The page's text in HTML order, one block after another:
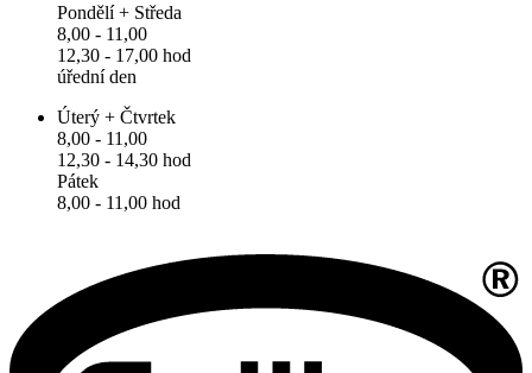
Pondělí + Středa
8,00 - 11,00
12,30 - 17,00 hod
úřední den
Úterý + Čtvrtek
8,00 - 11,00
12,30 - 14,30 hod
Pátek
8,00 - 11,00 hod